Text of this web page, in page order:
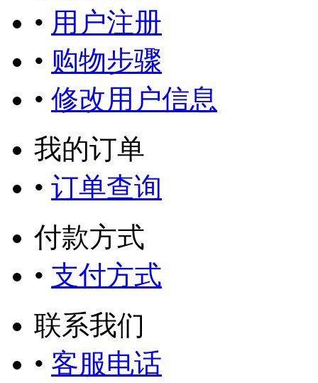
• 用户注册
• 购物步骤
• 修改用户信息
我的订单
• 订单查询
付款方式
• 支付方式
联系我们
• 客服电话